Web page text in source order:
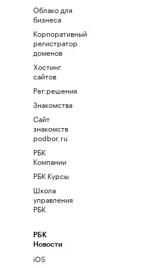
Облако для
бизнеса
Корпоративный
регистратор
доменов
Хостинг
сайтов
Рег.решения
Знакомства
Сайт
знакомств
podbor.ru
РБК
Компании
РБК Курсы
Школа
управления
РБК
РБК
Новости
iOS